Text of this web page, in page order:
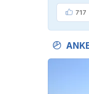
dober
gospod
717